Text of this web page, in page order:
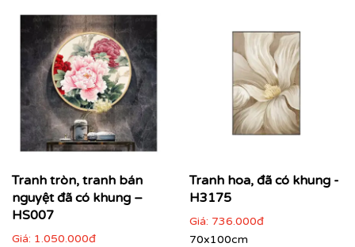
Tranh tròn, tranh bán
nguyệt đã có khung –
HS007
Giá: 1.050.000đ
Tranh hoa, đã có khung -
H3175
Giá: 736.000đ
70x100cm